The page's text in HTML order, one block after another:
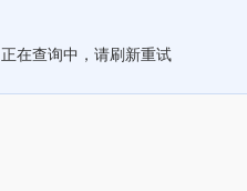
正在查询中，请刷新重试